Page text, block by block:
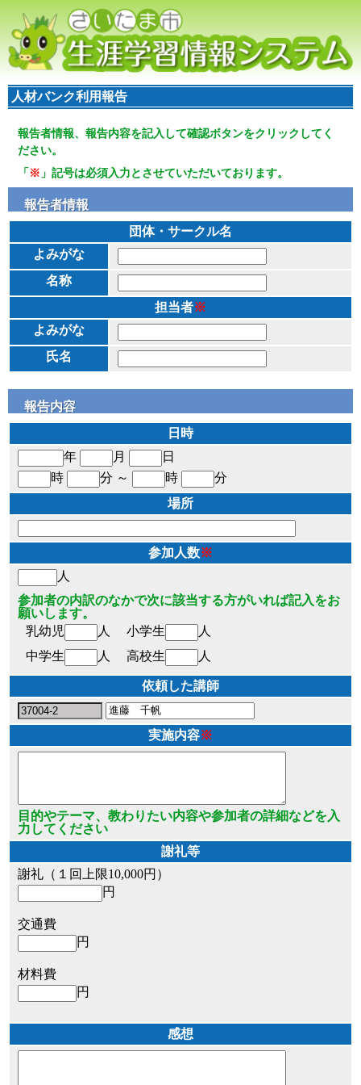
人材バンク利用報告
報告者情報、報告内容を記入して確認ボタンをクリックしてく
ださい。
「 ※ 」記号は必須入力とさせていただいております。
報告者情報
団体・サークル名
よみがな
名称
担当者※
よみがな
氏名
報告内容
日時
年
月
日
時
分 ～ 時
分
場所
参加人数※
人
参加者の内訳のなかで次に該当する方がいれば記入をお
願いします。
乳幼児
人 小学生
人
中学生
人 高校生 人
依頼した講師
実施内容※
目的やテーマ、教わりたい内容や参加者の詳細などを入
力してください
謝礼等
謝礼（１回上限10,000円）
円
交通費
円
材料費
円
感想